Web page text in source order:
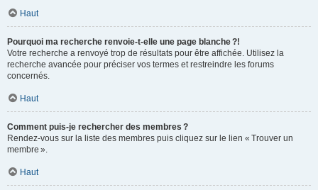
Haut
Pourquoi ma recherche renvoie-t-elle une page blanche ?!
Votre recherche a renvoyé trop de résultats pour être affichée. Utilisez la
recherche avancée pour préciser vos termes et restreindre les forums
concernés.
Haut
Comment puis-je rechercher des membres ?
Rendez-vous sur la liste des membres puis cliquez sur le lien « Trouver un
membre ».
Haut